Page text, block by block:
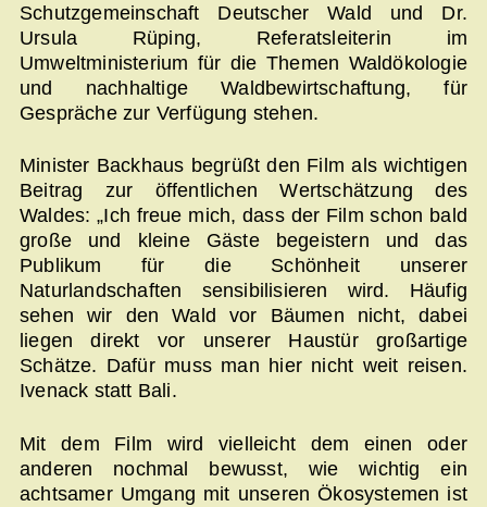
Schutzgemeinschaft Deutscher Wald und Dr.
Ursula Rüping, Referatsleiterin im
Umweltministerium für die Themen Waldökologie
und nachhaltige Waldbewirtschaftung, für
Gespräche zur Verfügung stehen.
Minister Backhaus begrüßt den Film als wichtigen
Beitrag zur öffentlichen Wertschätzung des
Waldes: „Ich freue mich, dass der Film schon bald
große und kleine Gäste begeistern und das
Publikum für die Schönheit unserer
Naturlandschaften sensibilisieren wird. Häufig
sehen wir den Wald vor Bäumen nicht, dabei
liegen direkt vor unserer Haustür großartige
Schätze. Dafür muss man hier nicht weit reisen.
Ivenack statt Bali.
Mit dem Film wird vielleicht dem einen oder
anderen nochmal bewusst, wie wichtig ein
achtsamer Umgang mit unseren Ökosystemen ist